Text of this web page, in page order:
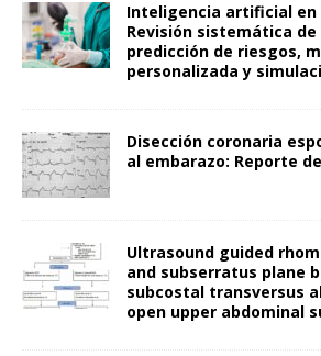
Inteligencia artificial en
Revisión sistemática
predicción de riesgos,
personalizada y
Disección coronaria
al embarazo: Reporte
Ultrasound guided
and subserratus plane
subcostal transversus
open upper abdominal